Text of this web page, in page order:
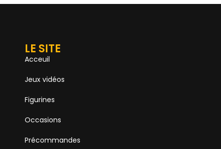
LE SITE
Acceuil
Jeux vidéos
Figurines
Occasions
Précommandes